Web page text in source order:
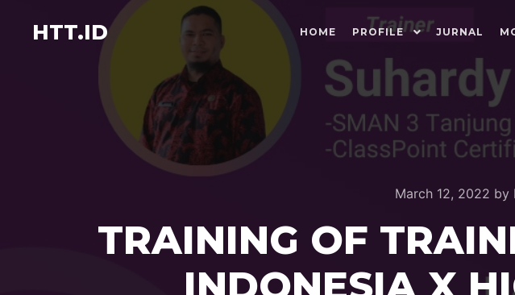
HTT.ID HOME PROFILE JURNAL
March 12, 2022 by
TRAINING OF